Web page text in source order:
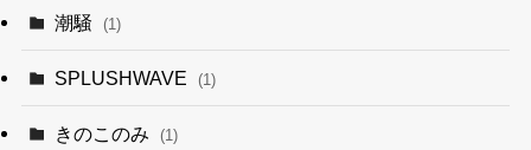
潮騒 (1)
SPLUSHWAVE (1)
きのこのみ (1)